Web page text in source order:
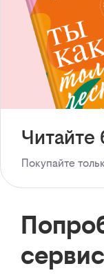
Читайте
Покупайте